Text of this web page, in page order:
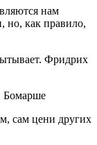
нам
но, как правило,
Фридрих
Бомарше
сам цени других